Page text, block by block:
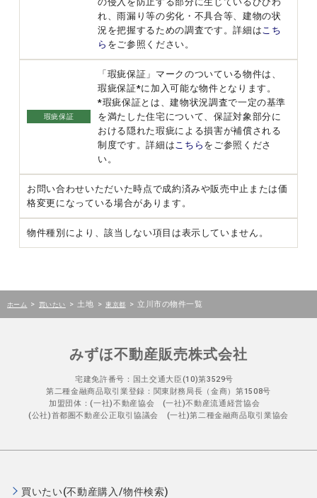
れ、雨漏り等の劣化・不具合等、建物の状
況を把握するための調査です。詳細は こち
ら をご参照ください。
瑕疵保証
「瑕疵保証」マークのついている物件は、
瑕疵保証*に加入可能な物件となります。
*瑕疵保証とは、建物状況調査で一定の基準
を満たした住宅について、保証対象部分に
おける隠れた瑕疵による損害が補償される
制度です。詳細は こちら をご参照くださ
い。
お問い合わせいただいた時点で成約済みや販売中止または価
格変更になっている場合があります。
物件種別により、該当しない項目は表示していません。
ホーム > 買いたい > 土地 > 東京都 > 立川市の物件一覧
みずほ不動産販売株式会社
宅建免許番号：国土交通大臣(10)第3529号
第二種金融商品取引業登録：関東財務局長（金商）第1508号
加盟団体：(一社)不動産協会 (一社)不動産流通経営協会
(公社)首都圏不動産公正取引協議会 (一社)第二種金融商品取引業協会
買いたい(不動産購入/物件検索)